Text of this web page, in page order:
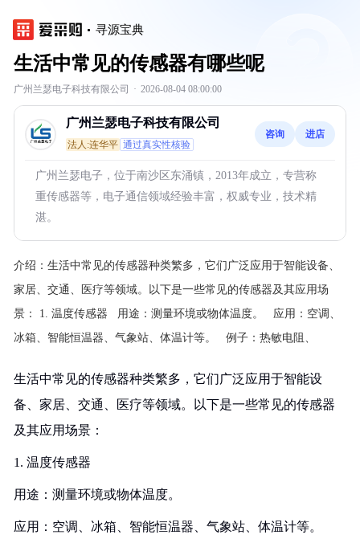
寻源宝典
生活中常见的传感器有哪些呢
广州兰瑟电子科技有限公司 · 2026-08-04 08:00:00
广州兰瑟电子科技有限公司
法人:连华平 通过真实性核验
咨询 进店
广州兰瑟电子，位于南沙区东涌镇，2013年成立，专营称
重传感器等，电子通信领域经验丰富，权威专业，技术精
湛。
介绍： 生活中常见的传感器种类繁多，它们广泛应用于智能设备、
家居、交通、医疗等领域。以下是一些常见的传感器及其应用场
景：
1. 温度传感器 用途：测量环境或物体温度。 应用：空调、
冰箱、智能恒温器、气象站、体温计等。 例子：热敏电阻、
生活中常见的传感器种类繁多，它们广泛应用于智能设
备、家居、交通、医疗等领域。以下是一些常见的传感器
及其应用场景：
1. 温度传感器
用途：测量环境或物体温度。
应用：空调、冰箱、智能恒温器、气象站、体温计等。